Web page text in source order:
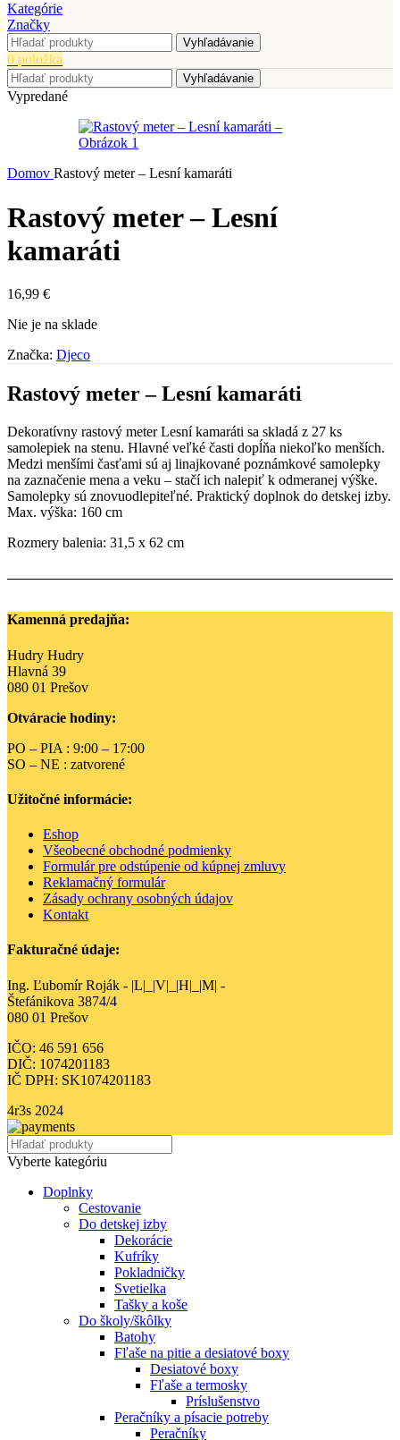
Kategórie
Značky
Vyhľadávanie
0 položka
Vyhľadávanie
Vypredané
Domov Rastový meter – Lesní kamaráti
Rastový meter – Lesní
kamaráti
16,99 €
Nie je na sklade
Značka: Djeco
Rastový meter – Lesní kamaráti
Dekoratívny rastový meter Lesní kamaráti sa skladá z 27 ks
samolepiek na stenu. Hlavné veľké časti dopĺňa niekoľko menších.
Medzi menšími časťami sú aj linajkované poznámkové samolepky
na zaznačenie mena a veku – stačí ich nalepiť k odmeranej výške.
Samolepky sú znovuodlepiteľné. Praktický doplnok do detskej izby.
Max. výška: 160 cm
Rozmery balenia: 31,5 x 62 cm
Kamenná predajňa:
Hudry Hudry
Hlavná 39
080 01 Prešov
Otváracie hodiny:
PO – PIA : 9:00 – 17:00
SO – NE : zatvorené
Užitočné informácie:
Eshop
Všeobecné obchodné podmienky
Formulár pre odstúpenie od kúpnej zmluvy
Reklamačný formulár
Zásady ochrany osobných údajov
Kontakt
Fakturačné údaje:
Ing. Ľubomír Roják - |L|_|V|_|H|_|M| -
Štefánikova 3874/4
080 01 Prešov
IČO: 46 591 656
DIČ: 1074201183
IČ DPH: SK1074201183
4r3s 2024
Vyberte kategóriu
Doplnky
Cestovanie
Do detskej izby
Dekorácie
Kufríky
Pokladničky
Svetielka
Tašky a koše
Do školy/škôlky
Batohy
Fľaše na pitie a desiatové boxy
Desiatové boxy
Fľaše a termosky
Príslušenstvo
Peračníky a písacie potreby
Peračníky